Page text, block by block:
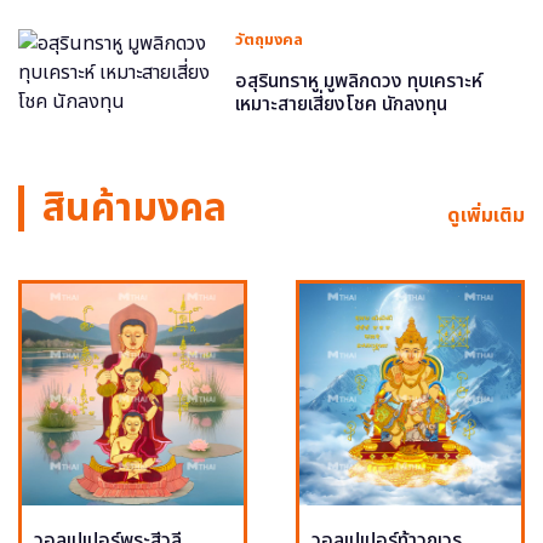
วัตถุมงคล
อสุรินทราหู มูพลิกดวง ทุบเคราะห์
เหมาะสายเสี่ยงโชค นักลงทุน
สินค้ามงคล ดูเพิ่มเติม